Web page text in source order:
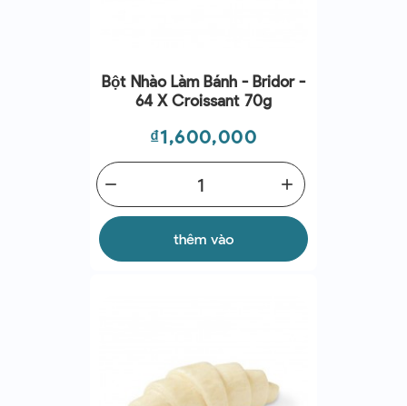
Bột Nhào Làm Bánh - Bridor -
64 X Croissant 70g
Giá
₫1,600,000
add
remove
thêm vào